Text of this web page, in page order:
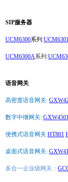
SIP服务器
UCM6300系列:
UCM6300A系列:
语音网关
高密度语音网关:
数字中继网关:
便携式语音网关:HT801
桌面式语音网关:
多合一企业级网关：